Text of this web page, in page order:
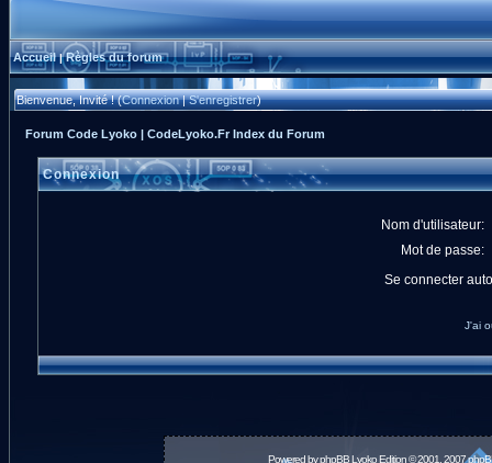
Accueil|Règles du forum
Bienvenue, Invité ! (Connexion|S'enregistrer)
Forum Code Lyoko | CodeLyoko.Fr Index du Forum
Connexion
Nom d'utilisateur:
Mot de passe:
Se connecter
J'ai
Powered byphpBBLyoko Edition © 2001, 2007